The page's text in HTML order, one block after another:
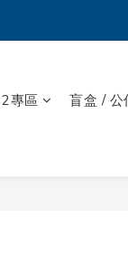
專區 盲盒 / 公